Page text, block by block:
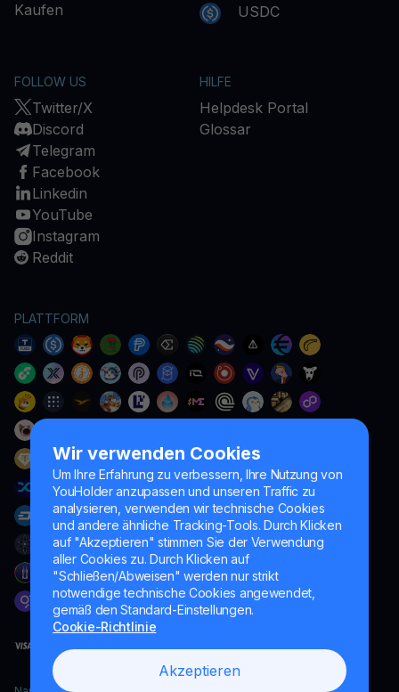
Wir verwenden Cookies
Um Ihre Erfahrung zu verbessern, Ihre Nutzung von
YouHolder anzupassen und unseren Traffic zu
analysieren, verwenden wir technische Cookies
und andere ähnliche Tracking-Tools. Durch Klicken
auf "Akzeptieren" stimmen Sie der Verwendung
aller Cookies zu. Durch Klicken auf
"Schließen/Abweisen" werden nur strikt
notwendige technische Cookies angewendet,
gemäß den Standard-Einstellungen.
Cookie-Richtlinie
Akzeptieren
Kaufen
USDC
FOLLOW US
Twitter/X
Discord
Telegram
Facebook
Linkedin
YouTube
Instagram
Reddit
HILFE
Helpdesk Portal
Glossar
PLATTFORM